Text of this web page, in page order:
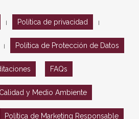
Política de privacidad
Política de Protección de Datos
FAQs
y Medio Ambiente
Política de Marketing Responsable